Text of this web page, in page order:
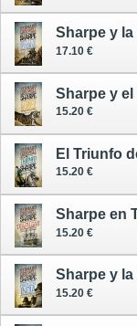
Sharpe y la
17.10 €
Sharpe y el
15.20 €
El Triunfo
15.20 €
Sharpe en
15.20 €
Sharpe y la
15.20 €